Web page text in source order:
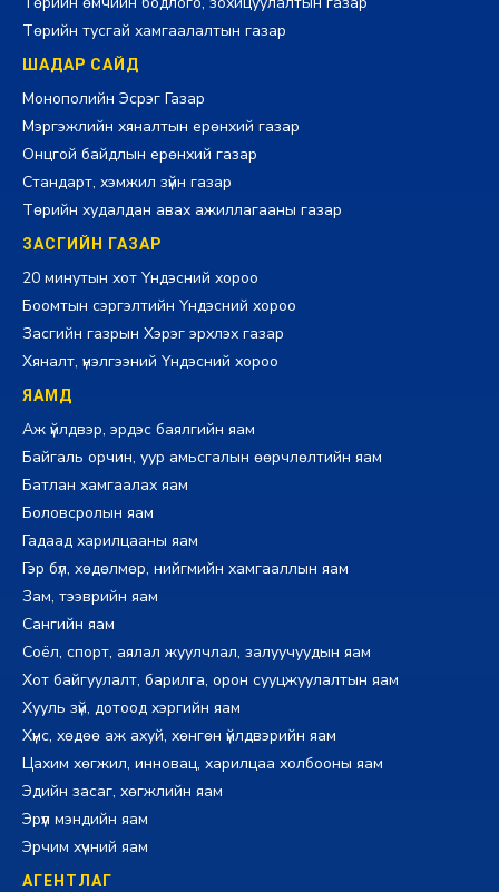
Төрийн тусгай хамгаалалтын газар
ШАДАР САЙД
Монополийн Эсрэг Газар
Мэргэжлийн хяналтын ерөнхий газар
Онцгой байдлын ерөнхий газар
Стандарт, хэмжил зүйн газар
Төрийн худалдан авах ажиллагааны газар
ЗАСГИЙН ГАЗАР
20 минутын хот Үндэсний хороо
Боомтын сэргэлтийн Үндэсний хороо
Засгийн газрын Хэрэг эрхлэх газар
Хяналт, үнэлгээний Үндэсний хороо
ЯАМД
Аж үйлдвэр, эрдэс баялгийн яам
Байгаль орчин, уур амьсгалын өөрчлөлтийн яам
Батлан хамгаалах яам
Боловсролын яам
Гадаад харилцааны яам
Гэр бүл, хөдөлмөр, нийгмийн хамгааллын яам
Зам, тээврийн яам
Сангийн яам
Соёл, спорт, аялал жуулчлал, залуучуудын яам
Хот байгуулалт, барилга, орон сууцжуулалтын яам
Хууль зүй, дотоод хэргийн яам
Хүнс, хөдөө аж ахуй, хөнгөн үйлдвэрийн яам
Цахим хөгжил, инновац, харилцаа холбооны яам
Эдийн засаг, хөгжлийн яам
Эрүүл мэндийн яам
Эрчим хүчний яам
АГЕНТЛАГ